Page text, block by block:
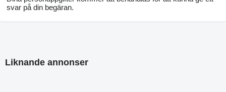
svar på din begäran.
Liknande annonser